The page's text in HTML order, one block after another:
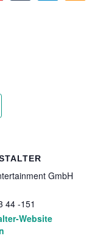
GmbH
44 -151
Website